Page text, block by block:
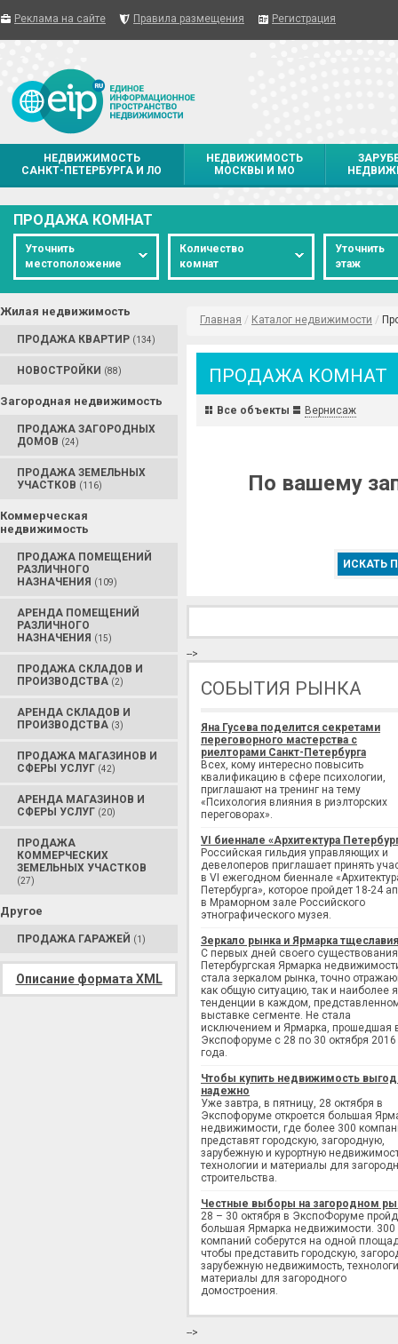
Реклама на сайте Правила размещения Регистрация
НЕДВИЖИМОСТЬ
САНКТ-ПЕТЕРБУРГА И ЛО
НЕДВИЖИМОСТЬ
МОСКВЫ И МО
ПРОДАЖА КОМНАТ
Уточнить
местоположение
Количество
комнат
Уточнить
этаж
Жилая недвижимость
ПРОДАЖА КВАРТИР (134)
НОВОСТРОЙКИ (88)
Загородная недвижимость
ПРОДАЖА ЗАГОРОДНЫХ
ДОМОВ (24)
ПРОДАЖА ЗЕМЕЛЬНЫХ
УЧАСТКОВ (116)
Коммерческая
недвижимость
ПРОДАЖА ПОМЕЩЕНИЙ
РАЗЛИЧНОГО
НАЗНАЧЕНИЯ (109)
АРЕНДА ПОМЕЩЕНИЙ
РАЗЛИЧНОГО
НАЗНАЧЕНИЯ (15)
ПРОДАЖА СКЛАДОВ И
ПРОИЗВОДСТВА (2)
АРЕНДА СКЛАДОВ И
ПРОИЗВОДСТВА (3)
ПРОДАЖА МАГАЗИНОВ И
СФЕРЫ УСЛУГ (42)
АРЕНДА МАГАЗИНОВ И
СФЕРЫ УСЛУГ (20)
ПРОДАЖА
КОММЕРЧЕСКИХ
ЗЕМЕЛЬНЫХ УЧАСТКОВ
(27)
Другое
ПРОДАЖА ГАРАЖЕЙ (1)
Описание формата XML
Главная / Каталог недвижимости /
ПРОДАЖА КОМНАТ
Все объекты Вернисаж
По вашему
ИСКАТЬ
-->
СОБЫТИЯ РЫНКА
Яна Гусева поделится секретами
переговорного мастерства с
риелторами Санкт-Петербурга
Всех, кому интересно повысить
квалификацию в сфере психологии,
приглашают на тренинг на тему
«Психология влияния в риэлторских
переговорах».
VI биеннале «Архитектура
Российская гильдия управляющих и
девелоперов приглашает принять
в VI ежегодном биеннале
Петербурга», которое пройдет 18-24
в Мраморном зале Российского
этнографического музея.
Зеркало рынка и Ярмарка тщеславия
С первых дней своего существования
Петербургская Ярмарка
стала зеркалом рынка, точно
как общую ситуацию, так и наиболее
тенденции в каждом,
выставке сегменте. Не стала
исключением и Ярмарка, прошедшая
Экспофоруме с 28 по 30 октября 2016
года.
Чтобы купить недвижимость
надежно
Уже завтра, в пятницу, 28 октября в
Экспофоруме откроется большая
недвижимости, где более 300
представят городскую, загородную,
зарубежную и курортную
технологии и материалы для
строительства.
Честные выборы на загородном
28 – 30 октября в ЭкспоФоруме
большая Ярмарка недвижимости. 300
компаний соберутся на одной
чтобы представить городскую,
зарубежную недвижимость,
материалы для загородного
домостроения.
-->